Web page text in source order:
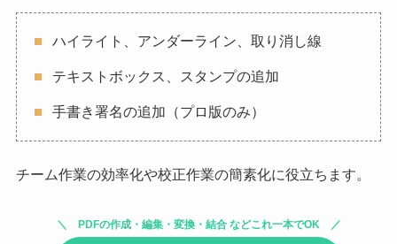
ハイライト、アンダーライン、取り消し線
テキストボックス、スタンプの追加
手書き署名の追加（プロ版のみ）
チーム作業の効率化や校正作業の簡素化に役立ちます。
PDFの作成・編集・変換・結合 などこれ一本でOK